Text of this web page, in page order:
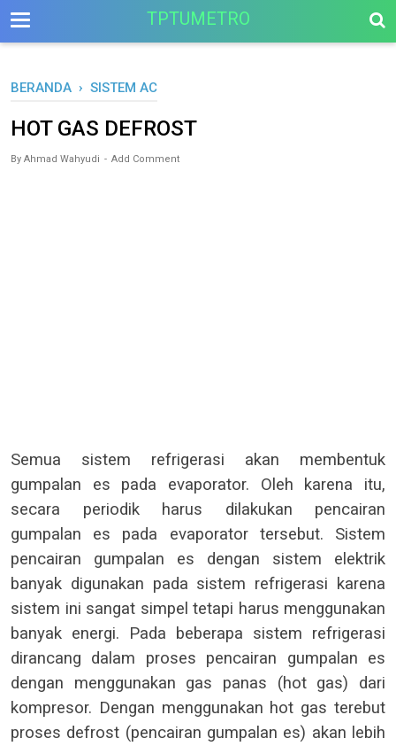
--> TPTUMETRO
BERANDA › SISTEM AC
HOT GAS DEFROST
By Ahmad Wahyudi Add Comment
Semua sistem refrigerasi akan membentuk
gumpalan es pada evaporator. Oleh karena itu,
secara periodik harus dilakukan pencairan
gumpalan es pada evaporator tersebut. Sistem
pencairan gumpalan es dengan sistem elektrik
banyak digunakan pada sistem refrigerasi karena
sistem ini sangat simpel tetapi harus menggunakan
banyak energi. Pada beberapa sistem refrigerasi
dirancang dalam proses pencairan gumpalan es
dengan menggunakan gas panas (hot gas) dari
kompresor. Dengan menggunakan hot gas terebut
proses defrost (pencairan gumpalan es) akan lebih